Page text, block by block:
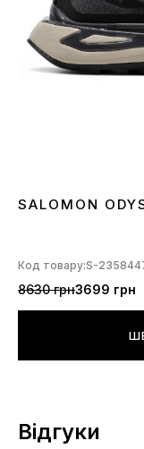
SALOMON
Код товару:S-
8630 грн3699 грн
Відгуки